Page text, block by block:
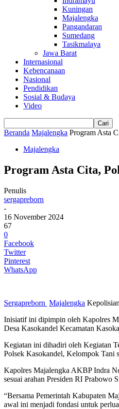
Kuningan
Majalengka
Pangandaran
Sumedang
Tasikmalaya
Jawa Barat
Internasional
Kebencanaan
Nasional
Pendidikan
Sosial & Budaya
Video
Beranda Majalengka Program Asta
Majalengka
Program Asta Cita,
Penulis
sergapreborn
-
16 November 2024
67
0
Facebook
Twitter
Pinterest
WhatsApp
Sergapreborn Majalengka
Inisiatif ini dipimpin oleh Kapolres
Desa Kasokandel Kecamatan
Kegiatan ini dihadiri oleh Kegiatan
Polsek Kasokandel, Kelompok Tani
Kapolres Majalengka AKBP Indra
sesuai arahan Presiden RI Prabowo
“Bersama Pemerintah Kabupaten
awal ini menjadi fondasi untuk